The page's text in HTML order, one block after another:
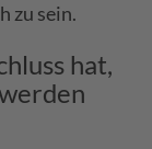
zu sein.
hat,